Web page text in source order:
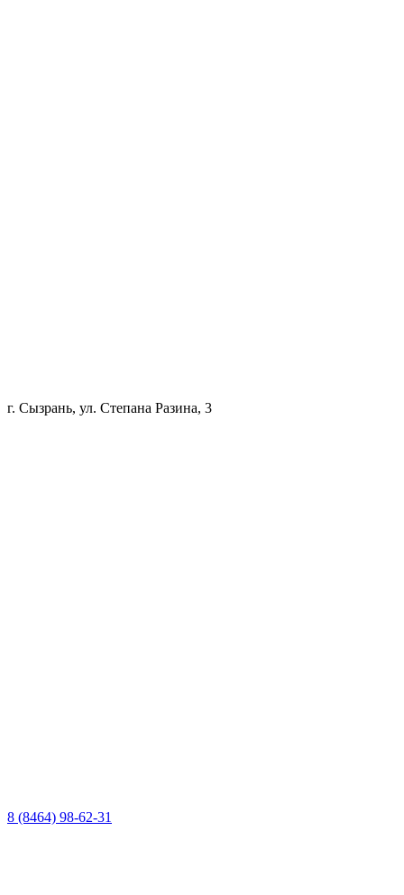
г. Сызрань, ул. Степана Разина, 3
8 (8464) 98-62-31